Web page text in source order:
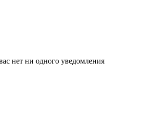
нет ни одного уведомления